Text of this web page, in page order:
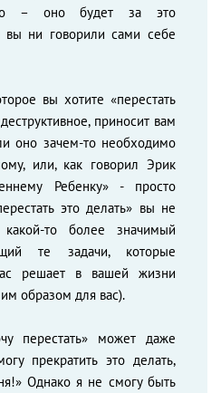
– оно будет за это
вы ни говорили сами себе
вы хотите «перестать
приносит вам
оно зачем-то необходимо
или, как говорил Эрик
Ребенку» - просто
это делать» вы не
то более значимый
те задачи, которые
решает в вашей жизни
образом для вас).
перестать» может даже
прекратить это делать,
Однако я не смогу быть